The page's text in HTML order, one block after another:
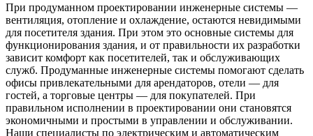
При продуманном проектировании инженерные системы —
вентиляция, отопление и охлаждение, остаются невидимыми
для посетителя здания. При этом это основные системы для
функционирования здания, и от правильности их разработки
зависит комфорт как посетителей, так и обслуживающих
служб. Продуманные инженерные системы помогают сделать
офисы привлекательными для арендаторов, отели — для
гостей, а торговые центры — для покупателей. При
правильном исполнении в проектировании они становятся
экономичными и простыми в управлении и обслуживании.
Наши специалисты по электрическим и автоматическим